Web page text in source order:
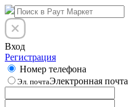
Вход
Регистрация
Номер телефона
Эл. почтаЭлектронная почта